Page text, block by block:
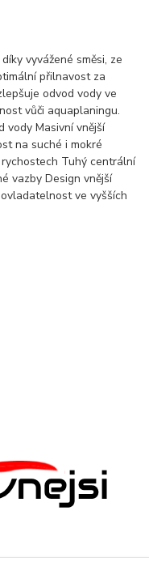
vyvážené směsi, ze
přilnavost za
odvod vody ve
vůči aquaplaningu.
vody Masivní vnější
na suché i mokré
Tuhý centrální
vazby Design vnější
ve vyšších